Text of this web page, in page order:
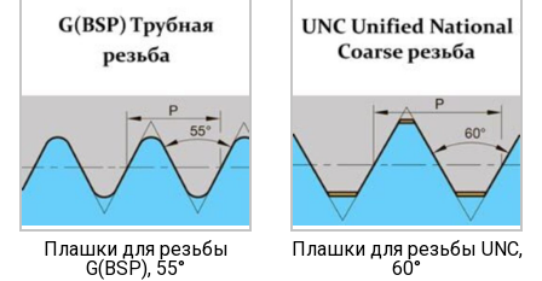
Плашки для резьбы
G(BSP), 55°
Плашки для резьбы UNC,
60°